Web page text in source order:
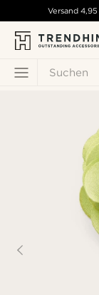
Suchen
Versand